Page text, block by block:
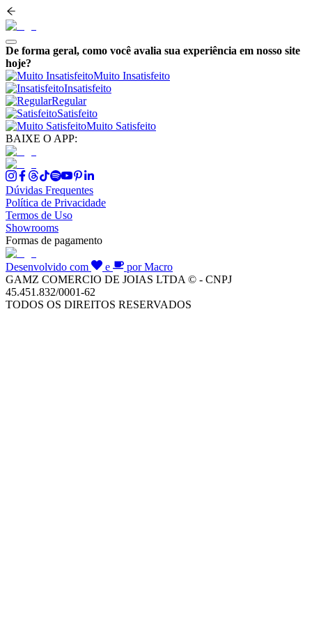
De forma geral, como você avalia sua experiência em nosso site
hoje?
Muito Insatisfeito
Insatisfeito
Regular
Satisfeito
Muito Satisfeito
BAIXE O APP:
Dúvidas Frequentes
Política de Privacidade
Termos de Uso
Showrooms
Formas de pagamento
Desenvolvido com e
por Macro
GAMZ COMERCIO DE JOIAS LTDA © - CNPJ
45.451.832/0001-62
TODOS OS DIREITOS RESERVADOS